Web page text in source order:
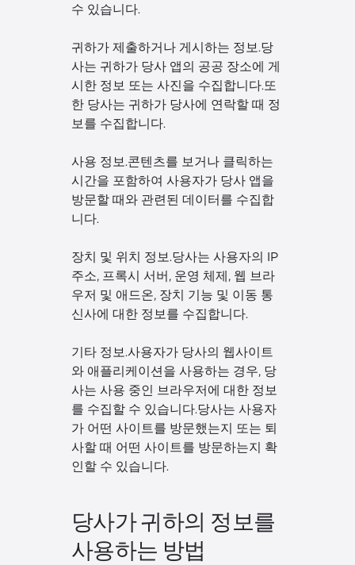
수 있습니다.
귀하가 제출하거나 게시하는 정보.당
사는 귀하가 당사 앱의 공공 장소에 게
시한 정보 또는 사진을 수집합니다.또
한 당사는 귀하가 당사에 연락할 때 정
보를 수집합니다.
사용 정보.콘텐츠를 보거나 클릭하는
시간을 포함하여 사용자가 당사 앱을
방문할 때와 관련된 데이터를 수집합
니다.
장치 및 위치 정보.당사는 사용자의 IP
주소, 프록시 서버, 운영 체제, 웹 브라
우저 및 애드온, 장치 기능 및 이동 통
신사에 대한 정보를 수집합니다.
기타 정보.사용자가 당사의 웹사이트
와 애플리케이션을 사용하는 경우, 당
사는 사용 중인 브라우저에 대한 정보
를 수집할 수 있습니다.당사는 사용자
가 어떤 사이트를 방문했는지 또는 퇴
사할 때 어떤 사이트를 방문하는지 확
인할 수 있습니다.
당사가 귀하의 정보를
사용하는 방법